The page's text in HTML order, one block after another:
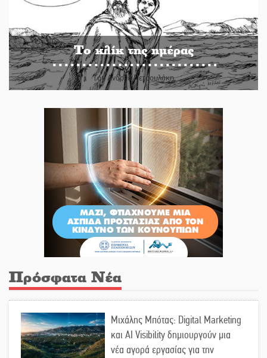
Το κλίκ της ημέρας
Του Ανδρέα Πετρουλάκη
Πρόσφατα Νέα
Μιχάλης Μπότας: Digital Marketing
και AI Visibility δημιουργούν μια
νέα αγορά εργασίας για την